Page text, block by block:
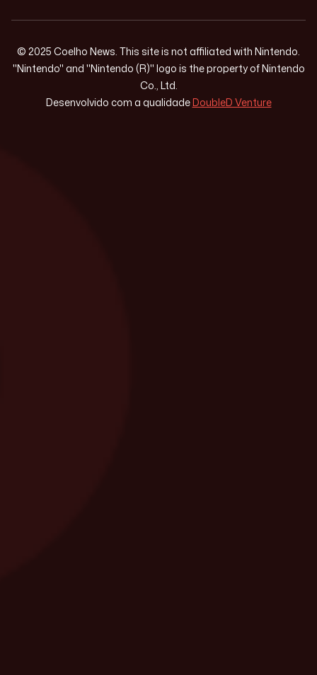
© 2025 Coelho News. This site is not affiliated with Nintendo.
"Nintendo" and "Nintendo (R)" logo is the property of Nintendo
Co., Ltd.
Desenvolvido com a qualidadeDoubleD Venture